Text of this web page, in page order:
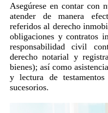
Asegúrese en contar con
atender de manera
referidos al derecho
obligaciones y contratos
responsabilidad civil
derecho notarial y
bienes); así como
y lectura de
sucesorios.